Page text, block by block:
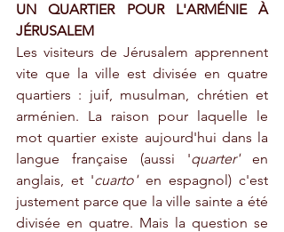
UN QUARTIER POUR L'ARMÉNIE À
JÉRUSALEM
Les visiteurs de Jérusalem apprennent
vite que la ville est divisée en quatre
quartiers : juif, musulman, chrétien et
arménien. La raison pour laquelle le
mot quartier existe aujourd'hui dans la
langue française (aussi 'quarter' en
anglais, et 'cuarto' en espagnol) c'est
justement parce que la ville sainte a été
divisée en quatre. Mais la question se